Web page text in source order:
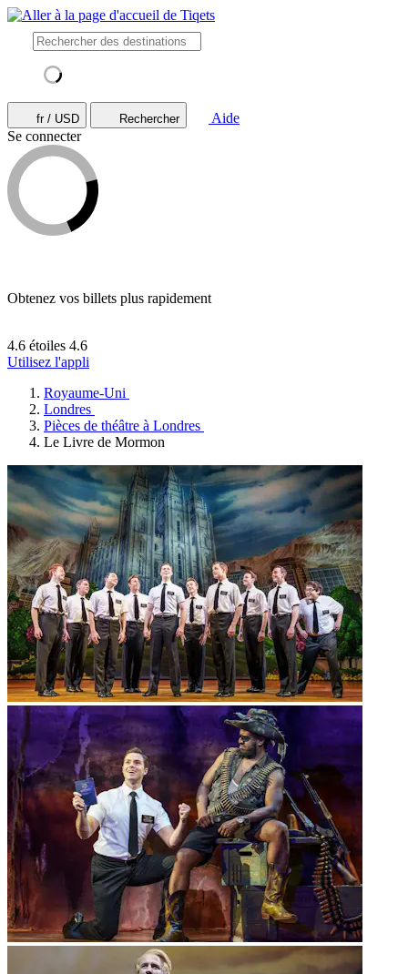
fr / USD Rechercher
Aide
Se connecter
Obtenez vos billets plus rapidement
4.6 étoiles 4.6
Utilisez l'appli
Royaume-Uni
Londres
Pièces de théâtre à Londres
Le Livre de Mormon